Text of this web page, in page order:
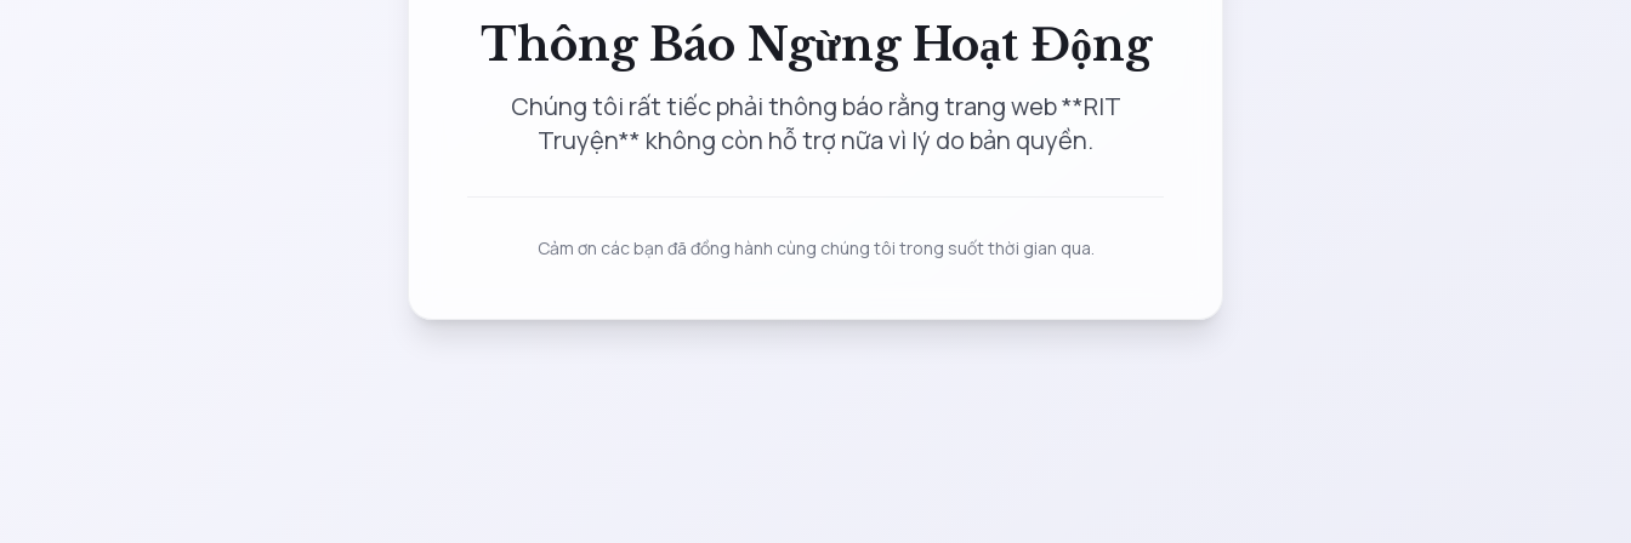
Thông Báo Ngừng Hoạt Động
Chúng tôi rất tiếc phải thông báo rằng trang web **RIT
Truyện** không còn hỗ trợ nữa vì lý do bản quyền.
Cảm ơn các bạn đã đồng hành cùng chúng tôi trong suốt thời gian qua.